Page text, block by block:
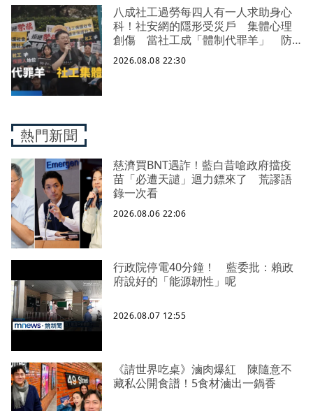
八成社工過勞每四人有一人求助身心
科！社安網的隱形受災戶 集體心理
創傷 當社工成「體制代罪羊」 防
禦性社工不敢多做無奈趨勢？耗竭殆
盡下的社安網危機｜社工消失中
2026.08.08 22:30
熱門新聞
慈濟買BNT遇詐！藍白昔嗆政府擋疫
苗「必遭天譴」迴力鏢來了 荒謬語
錄一次看
2026.08.06 22:06
行政院停電40分鐘！ 藍委批：賴政
府說好的「能源韌性」呢
2026.08.07 12:55
《請世界吃桌》滷肉爆紅 陳隨意不
藏私公開食譜！5食材滷出一鍋香